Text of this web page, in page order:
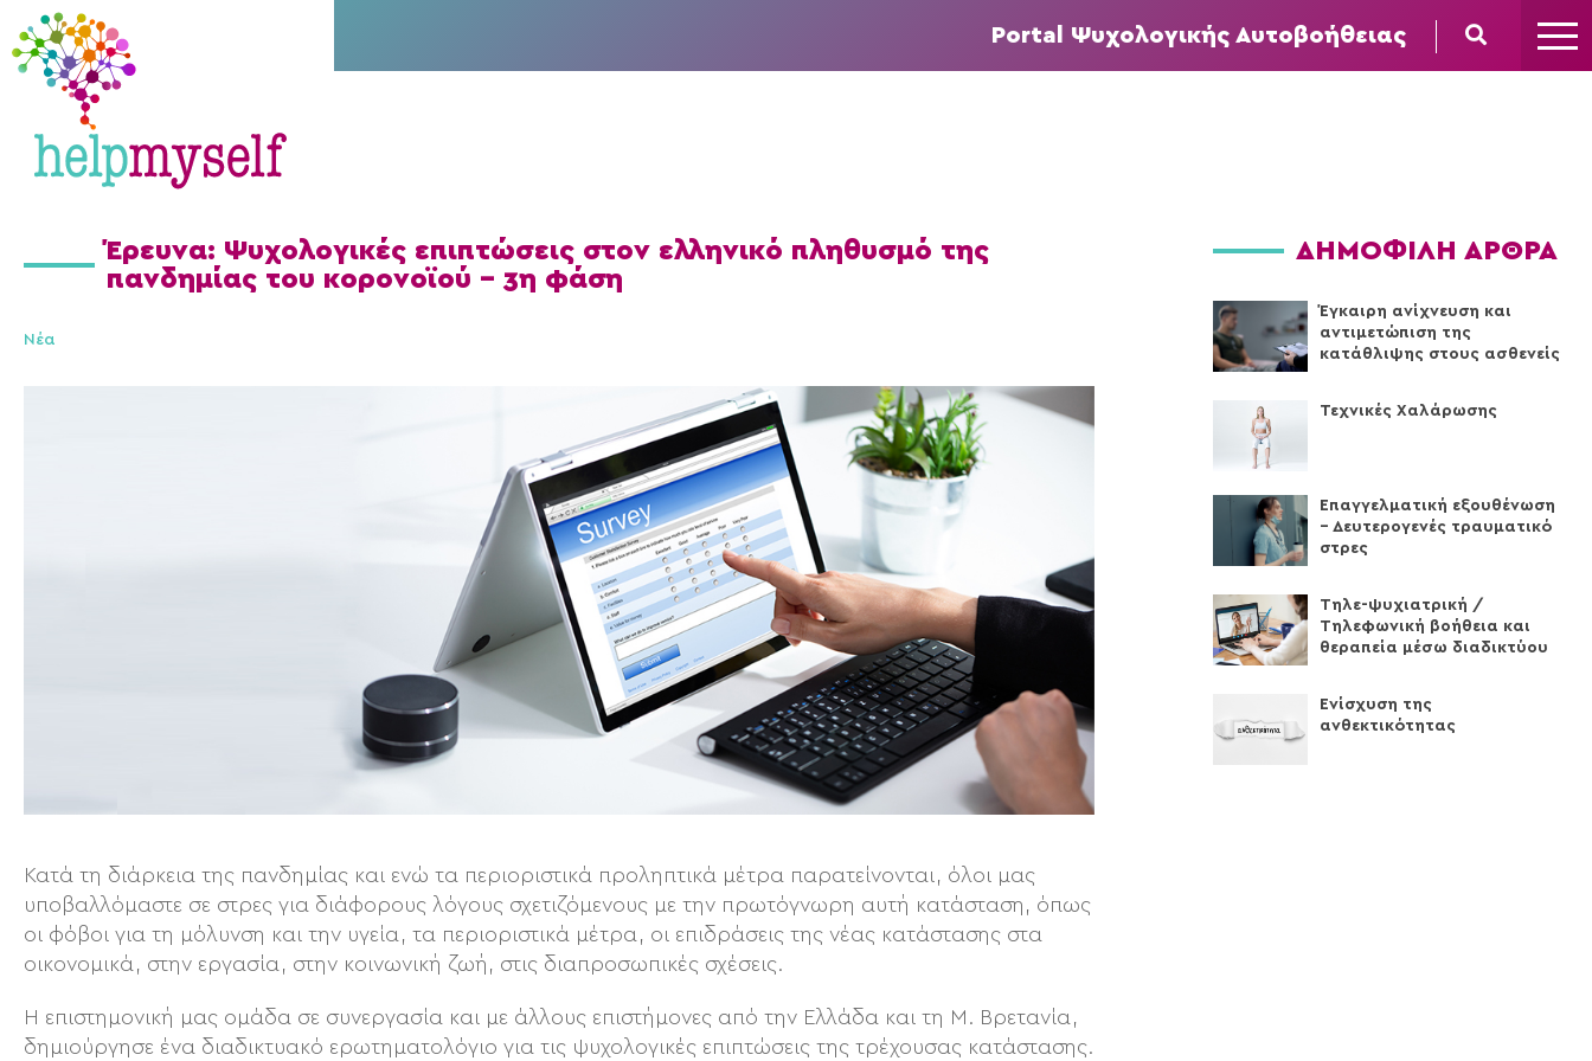
Portal Ψυχολογικής Αυτοβοήθειας
Έρευνα: Ψυχολογικές επιπτώσεις στον ελληνικό πληθυσμό της
πανδημίας του κορονοϊού - 3η φάση
Νέα
Κατά τη διάρκεια της πανδημίας και ενώ τα περιοριστικά προληπτικά μέτρα παρατείνονται, όλοι μας
υποβαλλόμαστε σε στρες για διάφορους λόγους σχετιζόμενους με την πρωτόγνωρη αυτή κατάσταση, όπως
οι φόβοι για τη μόλυνση και την υγεία, τα περιοριστικά μέτρα, οι επιδράσεις της νέας κατάστασης στα
οικονομικά, στην εργασία, στην κοινωνική ζωή, στις διαπροσωπικές σχέσεις.
Η επιστημονική μας ομάδα σε συνεργασία και με άλλους επιστήμονες από την Ελλάδα και τη Μ. Βρετανία,
δημιούργησε ένα διαδικτυακό ερωτηματολόγιο για τις ψυχολογικές επιπτώσεις της τρέχουσας κατάστασης.
ΔΗΜΟΦΙΛΗ ΑΡΘΡΑ
Έγκαιρη ανίχνευση και
αντιμετώπιση της
κατάθλιψης στους ασθενείς
Τεχνικές Xαλάρωσης
Επαγγελματική εξουθένωση
– Δευτερογενές τραυματικό
στρες
Τηλε-ψυχιατρική /
Τηλεφωνική βοήθεια και
θεραπεία μέσω διαδικτύου
Ενίσχυση της
ανθεκτικότητας